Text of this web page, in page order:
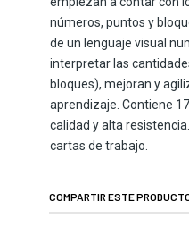
números, puntos y
de un lenguaje visual
interpretar las
bloques), mejoran y
aprendizaje. Contiene
calidad y alta
cartas de trabajo.
COMPARTIR ESTE